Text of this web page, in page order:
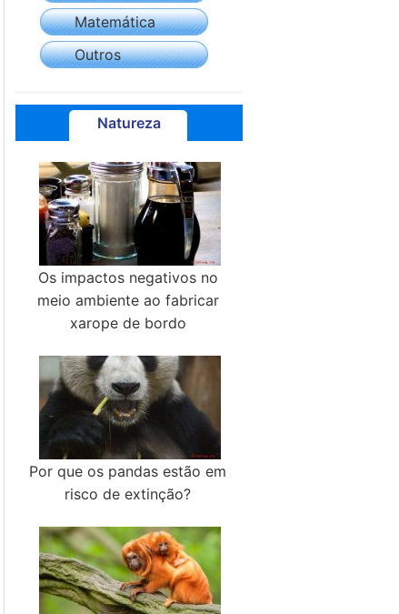
Matemática
Outros
Natureza
Os impactos negativos no
meio ambiente ao fabricar
xarope de bordo
Por que os pandas estão em
risco de extinção?